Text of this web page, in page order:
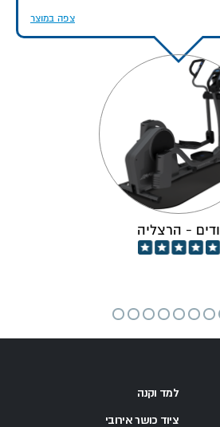
צפה במוצר
ודים - הרצליה
למד וקנה
ציוד כושר אירובי